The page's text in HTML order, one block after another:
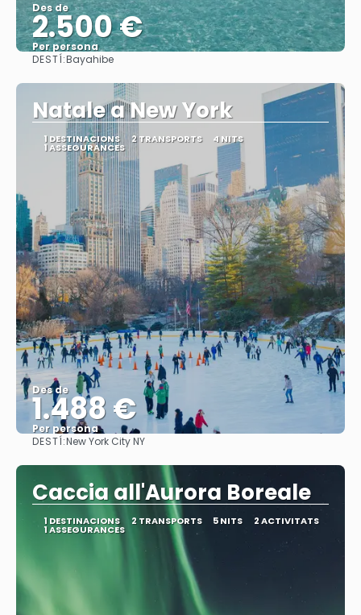
Des de
2.500 €
Per persona
DESTÍ:Bayahibe
Natale a New York
1 DESTINACIONS 2 TRANSPORTS 4 NITS
1 ASSEGURANCES
Des de
1.488 €
Per persona
DESTÍ:New York City NY
Caccia all'Aurora Boreale
1 DESTINACIONS 2 TRANSPORTS 5 NITS 2 ACTIVITATS
1 ASSEGURANCES